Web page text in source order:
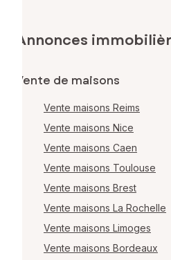
Annonces
Vente de maisons
Vente maisons Reims
Vente maisons Nice
Vente maisons Caen
Vente maisons Toulouse
Vente maisons Brest
Vente maisons La Rochelle
Vente maisons Limoges
Vente maisons Bordeaux